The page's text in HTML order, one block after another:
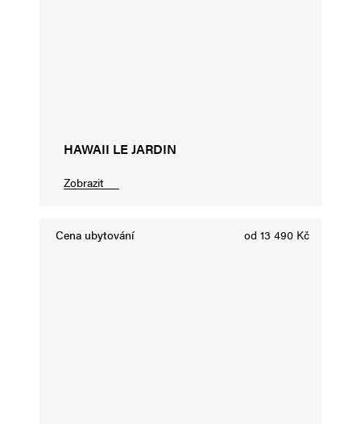
HAWAII LE JARDIN
Zobrazit
Cena ubytování od 13 490 Kč